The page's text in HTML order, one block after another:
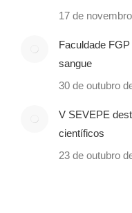
17 de
Faculdade
sangue
30 de outubro
V SEVEPE
científicos
23 de outubro